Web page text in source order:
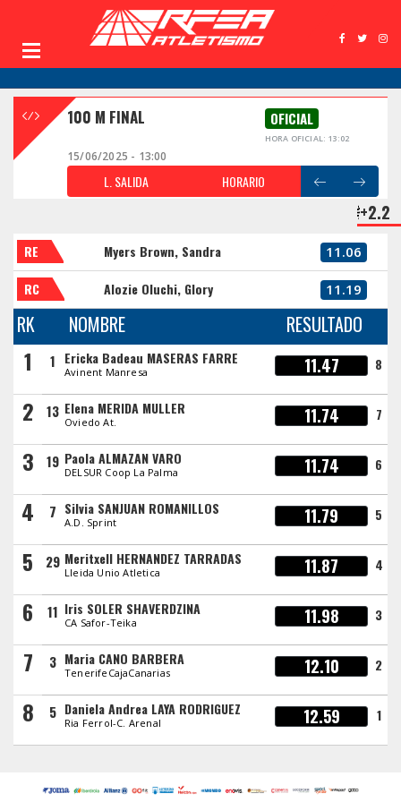
100 M FINAL OFICIAL
HORA OFICIAL: 13:02
15/06/2025 - 13:00
L. SALIDA HORARIO
+2.2
RE Myers Brown, Sandra 11.06
RC Alozie Oluchi, Glory 11.19
RK NOMBRE RESULTADO
1 1 Ericka Badeau MASERAS FARRE
Avinent Manresa 11.47 8
2 13 Elena MERIDA MULLER
Oviedo At. 11.74 7
3 19 Paola ALMAZAN VARO
DELSUR Coop La Palma 11.74 6
4 7 Silvia SANJUAN ROMANILLOS
A.D. Sprint 11.79 5
5 29 Meritxell HERNANDEZ TARRADAS
Lleida Unio Atletica 11.87 4
6 11 Iris SOLER SHAVERDZINA
CA Safor-Teika 11.98 3
7 3 Maria CANO BARBERA
TenerifeCajaCanarias 12.10 2
8 5 Daniela Andrea LAYA RODRIGUEZ
Ria Ferrol-C. Arenal 12.59 1